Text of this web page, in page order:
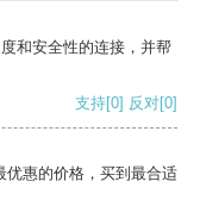
和安全性的连接，并帮
支持[0] 反对[0]
优惠的价格，买到最合适